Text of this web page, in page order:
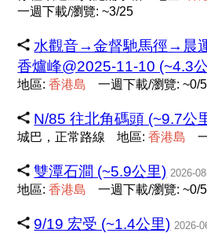
一週下載/瀏覽: ~3/25
水觀音→金督馳馬徑→晨
香爐峰@2025-11-10 (~4.3
地區:香港島 一週下載/瀏覽: ~0/5
N/85 往北角碼頭 (~9.7公
城巴，正常路線 地區:香港島
雙潭石澗 (~5.9公里) 2026-
地區:香港島 一週下載/瀏覽: ~0/5
9/19 宏受 (~1.4公里) 2026-